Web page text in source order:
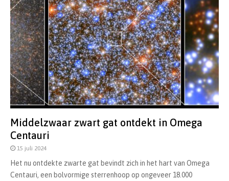
Middelzwaar zwart gat ontdekt in Omega
Centauri
15 juli 2024
Het nu ontdekte zwarte gat bevindt zich in het hart van Omega
Centauri, een bolvormige sterrenhoop op ongeveer 18.000